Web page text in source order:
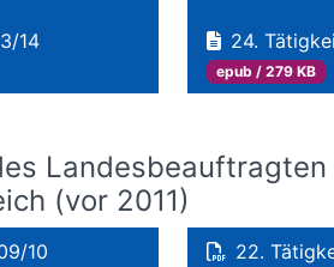
14 24.
epub / 279 KB
(vor 2011)
10 22.